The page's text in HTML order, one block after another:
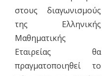
στους διαγωνισμούς
της Ελληνικής
Μαθηματικής
Εταιρείας θα
πραγματοποιηθεί το